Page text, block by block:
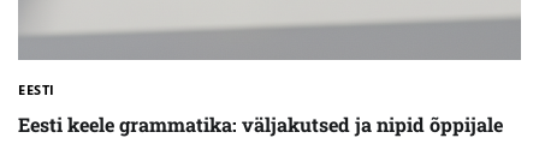
EESTI
Eesti keele grammatika: väljakutsed ja nipid õppijale